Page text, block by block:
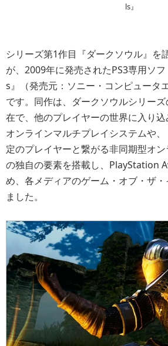
ls』
シリーズ第1作目『ダークソウル』を
が、2009年に発売されたPS3専用ソ
s』（発売元：ソニー・コンピュータ
です。同作は、ダークソウルシリー
在で、他のプレイヤーの世界に入り
オンラインマルチプレイシステムや
定のプレイヤーと繋がる非同期型オ
の独自の要素を搭載し、PlayStation
め、各メディアのゲーム・オブ・ザ
ました。